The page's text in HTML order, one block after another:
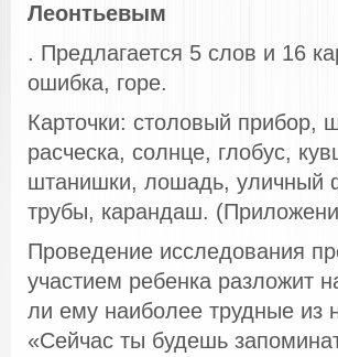
Леонтьевым
. Предлагается 5 слов и 16
ошибка, горе.
Карточки: столовый прибор,
расческа, солнце, глобус,
штанишки, лошадь, уличный
трубы, карандаш.
Проведение исследования
участием ребенка разложит
ли ему наиболее трудные из
«Сейчас ты будешь